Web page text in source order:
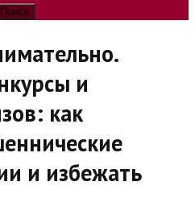
и
как
и избежать